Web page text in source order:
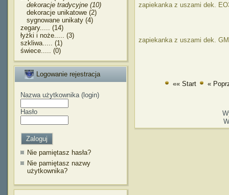
dekoracje tradycyjne (10)
dekoracje unikatowe (2)
sygnowane unikaty (4)
zegary..... (14)
łyżki i noże..... (3)
szkliwa..... (1)
świece..... (0)
Logowanie rejestracja
Nazwa użytkownika (login)
Hasło
Nie pamiętasz hasła?
Nie pamiętasz nazwy
użytkownika?
zapiekanka z uszami dek.
zapiekanka z uszami dek.
«« Start «